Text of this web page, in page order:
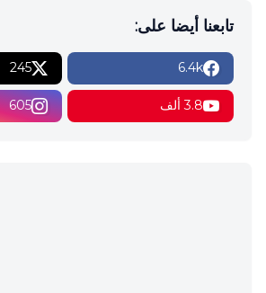
تابعنا أيضا على:
6.4k
245
3.8 ألف 605